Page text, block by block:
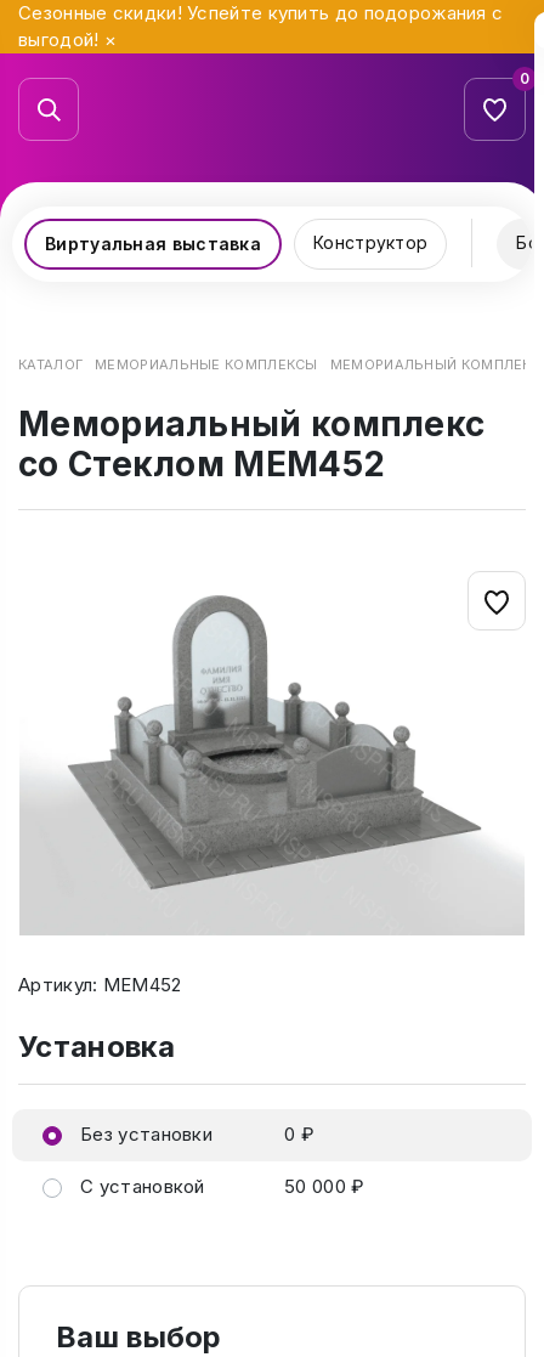
Сезонные скидки! Успейте купить до подорожания с
выгодой! ×
0
Виртуальная выставка Конструктор
КАТАЛОГ МЕМОРИАЛЬНЫЕ КОМПЛЕКСЫ МЕМОРИАЛЬНЫЙ
Мемориальный комплекс
со Стеклом МЕМ452
Артикул: МЕМ452
Установка
Без установки 0 ₽
С установкой 50 000 ₽
Ваш выбор